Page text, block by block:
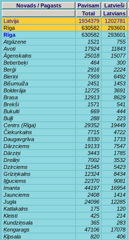
Novads / Pagasts Pavisam Latvieši
Total
Latvians
Latvija
1934379 1202781
Rīga
630582 293601
Rīga
630582 293601
Atgāzene
1521 755
Avoti
17924 11843
Āgenskalns
25018 15077
Beberbeķi
464 300
Berģi
2916 2224
Bieriņi
7959 6492
Bišumuiža
2451 1453
Bolderāja
12725 3691
Brasa
12913 8629
Brekši
1571 541
Bukulti
669 444
Buļļi
288 223
Centrs (Rīga)
29352 19449
Čiekurkalns
7715 4722
Daugavgrīva
8330 1733
Dārzciems
19133 7547
Dārziņi
3443 1785
Dreiliņi
7002 3532
Dzirciems
11545 5423
Grīziņkalns
12324 8434
Iļģuciems
22370 9081
Imanta
44197 16954
Jaunciems
2408 1414
Jugla
24096 12285
Katlakalns
175 120
Kleisti
425 214
Kundziņsala
365 283
Ķengarags
47106 17078
Ķīpsala
820 406